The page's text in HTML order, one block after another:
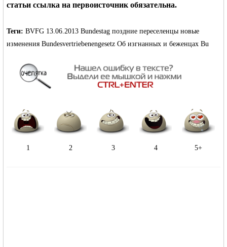
статьи ссылка на первоисточник обязательна.
Теги: BVFG 13.06.2013 Bundestag поздние переселенцы новые
изменения Bundesvertriebenengesetz Об изгнанных и беженцах Bu
1 2 3 4 5+